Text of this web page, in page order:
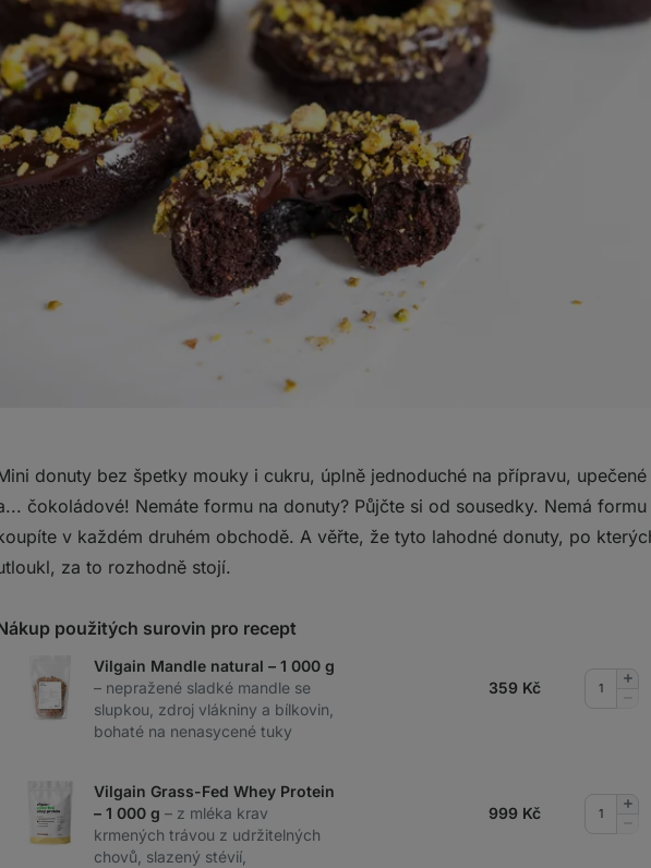
donuty bez špetky mouky i cukru, úplně jednoduché na přípravu,
čokoládové! Nemáte formu na donuty? Půjčte si od sousedky. Nemá
v každém druhém obchodě. A věřte, že tyto lahodné donuty, po
za to rozhodně stojí.
použitých surovin pro recept
Vilgain Mandle natural – 1 000 g
– nepražené sladké mandle se
slupkou, zdroj vlákniny a bílkovin,
bohaté na nenasycené tuky
359 Kč
Vilgain Grass-Fed Whey Protein
– 1 000 g – z mléka krav
krmených trávou z udržitelných
chovů, slazený stévií,
999 Kč